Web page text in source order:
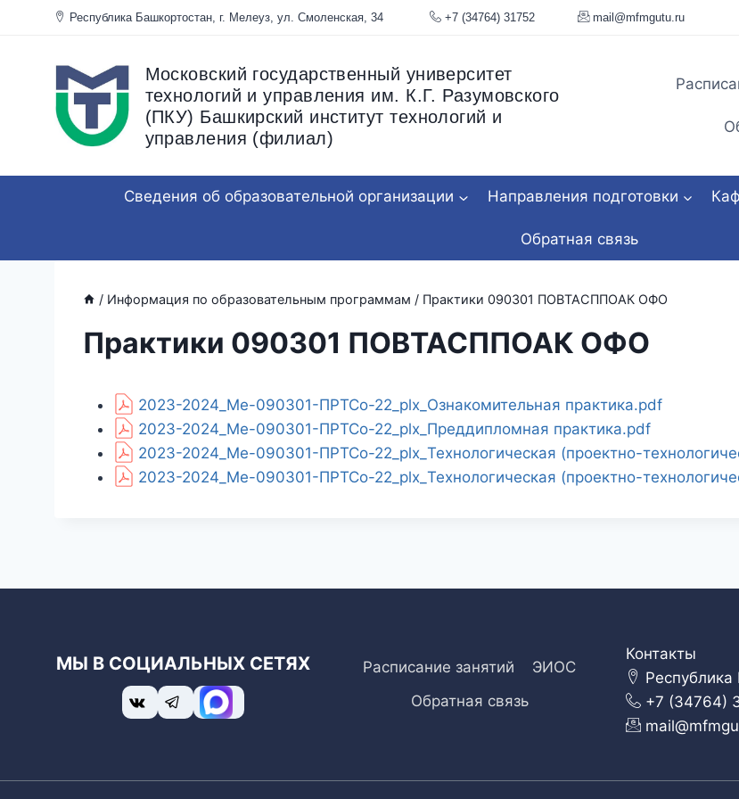
Перейти
Республика Башкортостан, г. Мелеуз, ул. Смоленская, 34 +7 (34764) 31752
Московский государственный университет
технологий и управления им. К.Г. Разумовского
(ПКУ) Башкирский институт технологий и
управления (филиал)
Сведения об образовательной организации Направления подготовки
Обратная связь
/ Информация по образовательным программам / Практики 090301 ПОВТАСППОАК ОФО
Практики 090301 ПОВТАСППОАК ОФО
2023-2024_Ме-090301-ПРТСо-22_plx_Ознакомительная практика.pdf
2023-2024_Ме-090301-ПРТСо-22_plx_Преддипломная практика.pdf
2023-2024_Ме-090301-ПРТСо-22_plx_Технологическая (проектно-
2023-2024_Ме-090301-ПРТСо-22_plx_Технологическая (проектно-
МЫ В СОЦИАЛЬНЫХ СЕТЯХ Расписание занятий
ЭИОС
Обратная связь
Контакты
+7 (34764)